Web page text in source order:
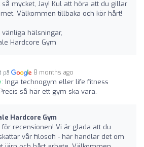
så mycket, Jay! Kul att höra att du gillar
Välkommen tillbaka och kör hårt!
vänliga hälsningar,
Hardcore Gym
på 8 months ago
Inga technogym eller life fitness
så här ett gym ska vara.
Hardcore Gym
för recensionen! Vi är glada att du
vår filosofi - här handlar det om